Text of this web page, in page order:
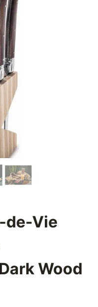
de-Vie
Wood